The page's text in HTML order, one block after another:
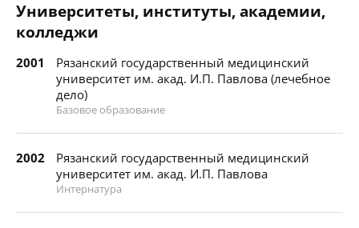
Университеты, институты, академии,
колледжи
2001
Рязанский государственный медицинский
университет им. акад. И.П. Павлова (лечебное
дело)
Базовое образование
2002
Рязанский государственный медицинский
университет им. акад. И.П. Павлова
Интернатура